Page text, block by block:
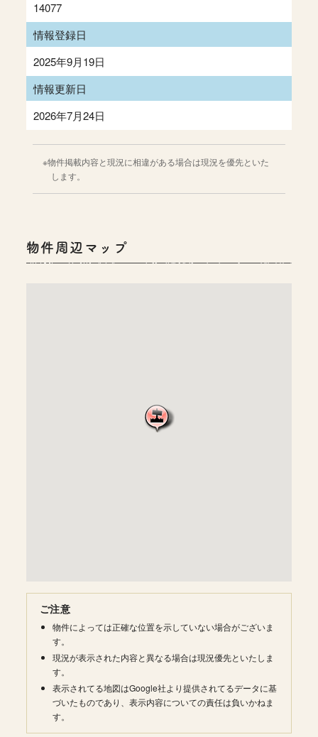
14077
情報登録日
2025年9月19日
情報更新日
2026年7月24日
物件掲載内容と現況に相違がある場合は現況を優先といた
します。
物件周辺マップ
ご注意
物件によっては正確な位置を示していない場合がございま
す。
現況が表示された内容と異なる場合は現況優先といたしま
す。
表示されてる地図はGoogle社より提供されてるデータに基
づいたものであり、表示内容についての責任は負いかねま
す。